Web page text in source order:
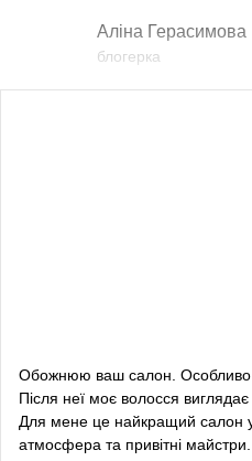
Аліна Герасимова
блогерка
Bazhana
songwriter
Обожнюю ваш салон.
Після неї моє волосся
Для мене це найкращий салон
атмосфера та привітні майстри.